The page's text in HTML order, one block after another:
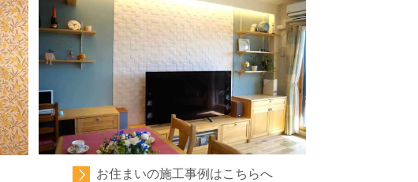
お住まいの施工事例はこちらへ